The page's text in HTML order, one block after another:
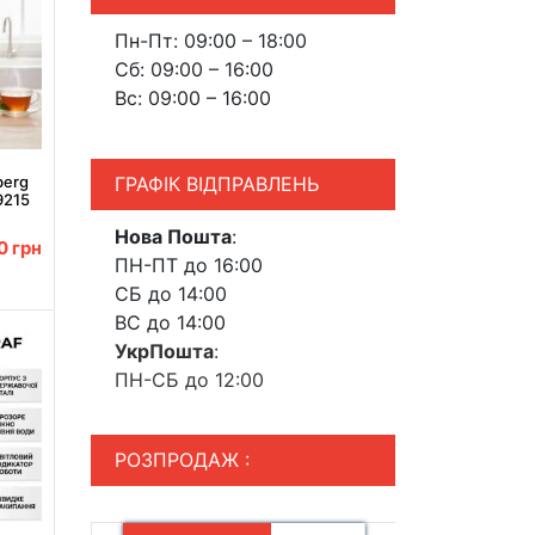
грн
Пн-Пт: 09:00 – 18:00
Сб: 09:00 – 16:00
Вс: 09:00 – 16:00
ГРАФІК ВІДПРАВЛЕНЬ
Нова Пошта:
ПН-ПТ до 16:00
СБ до 14:00
ВС до 14:00
УкрПошта:
ПН-СБ до 12:00
РОЗПРОДАЖ :